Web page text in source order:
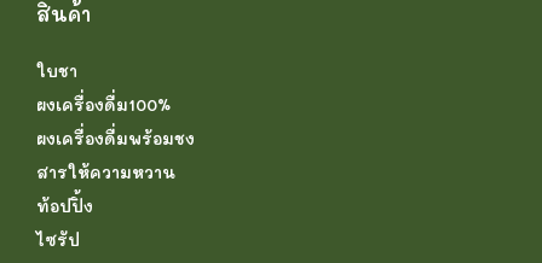
สินค้า
ใบชา
ผงเครื่องดื่ม100%
ผงเครื่องดื่มพร้อมชง
สารให้ความหวาน
ท้อปปิ้ง
ไซรัป